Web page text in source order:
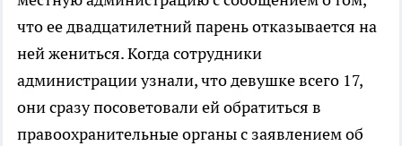
что ее двадцатилетний парень отказывается на
ней жениться. Когда сотрудники
администрации узнали, что девушке всего 17,
они сразу посоветовали ей обратиться в
правоохранительные органы с заявлением об